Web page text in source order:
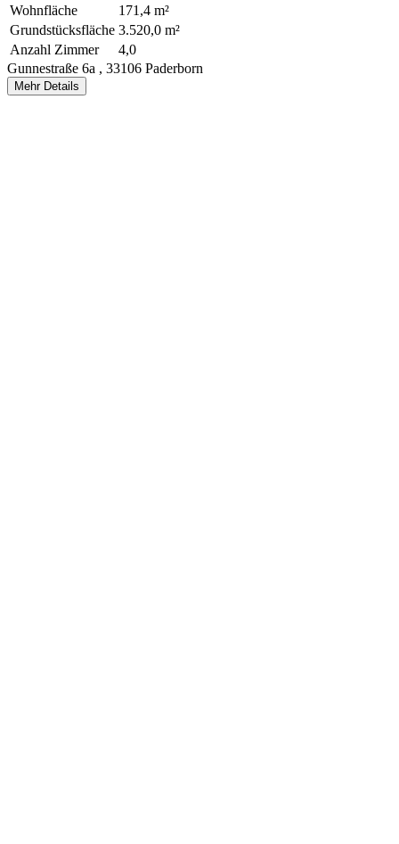
Wohnfläche
171,4 m²
Grundstücksfläche 3.520,0 m²
Anzahl Zimmer
4,0
Gunnestraße 6a , 33106 Paderborn
Mehr Details